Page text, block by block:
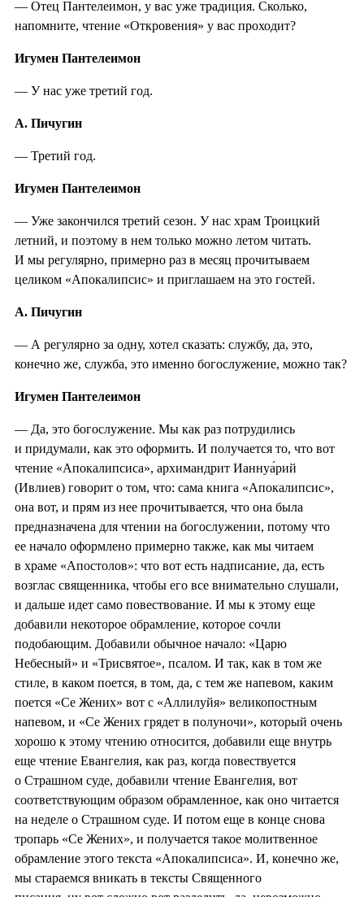
— Отец Пантелеимон, у вас уже традиция. Сколько,
напомните, чтение «Откровения» у вас проходит?
Игумен Пантелеимон
— У нас уже третий год.
А. Пичугин
— Третий год.
Игумен Пантелеимон
— Уже закончился третий сезон. У нас храм Троицкий
летний, и поэтому в нем только можно летом читать.
И мы регулярно, примерно раз в месяц прочитываем
целиком «Апокалипсис» и приглашаем на это гостей.
А. Пичугин
— А регулярно за одну, хотел сказать: службу, да, это,
конечно же, служба, это именно богослужение, можно так?
Игумен Пантелеимон
— Да, это богослужение. Мы как раз потрудились
и придумали, как это оформить. И получается то, что вот
чтение «Апокалипсиса», архимандрит Ианнуа́рий
(Ивлиев) говорит о том, что: сама книга «Апокалипсис»,
она вот, и прям из нее прочитывается, что она была
предназначена для чтении на богослужении, потому что
ее начало оформлено примерно также, как мы читаем
в храме «Апостолов»: что вот есть надписание, да, есть
возглас священника, чтобы его все внимательно слушали,
и дальше идет само повествование. И мы к этому еще
добавили некоторое обрамление, которое сочли
подобающим. Добавили обычное начало: «Царю
Небесный» и «Трисвятое», псалом. И так, как в том же
стиле, в каком поется, в том, да, с тем же напевом, каким
поется «Се Жених» вот с «Аллилуйя» великопостным
напевом, и «Се Жених грядет в полуночи», который очень
хорошо к этому чтению относится, добавили еще внутрь
еще чтение Евангелия, как раз, когда повествуется
о Страшном суде, добавили чтение Евангелия, вот
соответствующим образом обрамленное, как оно читается
на неделе о Страшном суде. И потом еще в конце снова
тропарь «Се Жених», и получается такое молитвенное
обрамление этого текста «Апокалипсиса». И, конечно же,
мы стараемся вникать в тексты Священного